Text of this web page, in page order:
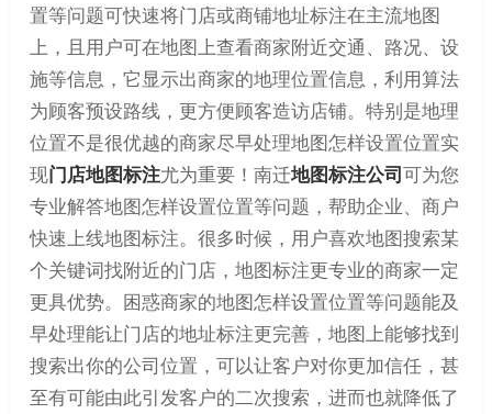
置等问题可快速将门店或商铺地址标注在主流地图
上，且用户可在地图上查看商家附近交通、路况、设
施等信息，它显示出商家的地理位置信息，利用算法
为顾客预设路线，更方便顾客造访店铺。特别是地理
位置不是很优越的商家尽早处理地图怎样设置位置实
现门店地图标注尤为重要！南迁地图标注公司可为您
专业解答地图怎样设置位置等问题，帮助企业、商户
快速上线地图标注。很多时候，用户喜欢地图搜索某
个关键词找附近的门店，地图标注更专业的商家一定
更具优势。困惑商家的地图怎样设置位置等问题能及
早处理能让门店的地址标注更完善，地图上能够找到
搜索出你的公司位置，可以让客户对你更加信任，甚
至有可能由此引发客户的二次搜索，进而也就降低了